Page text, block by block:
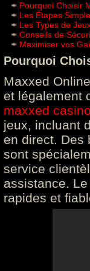
Pourquoi Choisir
Les Étapes
Les Types de
Conseils de
Maximiser vos
Pourquoi
Maxxed
et légalement
maxxed
jeux, incluant
en direct. Des
sont
service
assistance.
rapides et